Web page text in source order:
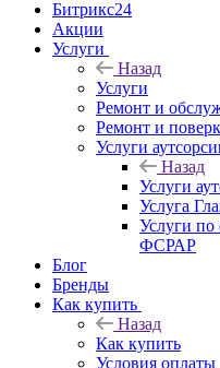
Битрикс24
Акции
Услуги
Назад
Услуги
Ремонт и
Ремонт и
Услуги
Назад
Услуги
Услуга
Услуги по
ФСРАР
Блог
Бренды
Как купить
Назад
Как купить
Условия оплаты